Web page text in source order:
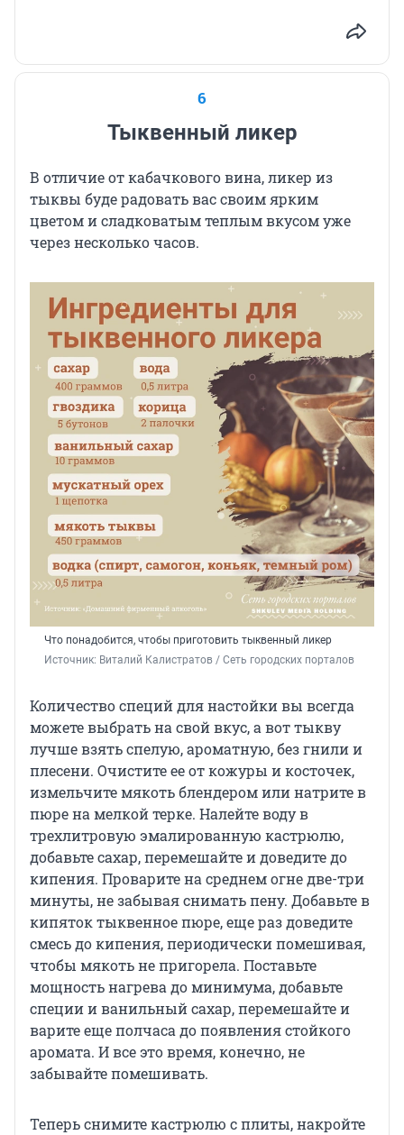
6
Тыквенный ликер
В отличие от кабачкового вина, ликер из
тыквы буде радовать вас своим ярким
цветом и сладковатым теплым вкусом уже
через несколько часов.
Что понадобится, чтобы приготовить тыквенный ликер
Источник: Виталий Калистратов / Сеть городских порталов
Количество специй для настойки вы всегда
можете выбрать на свой вкус, а вот тыкву
лучше взять спелую, ароматную, без гнили и
плесени. Очистите ее от кожуры и косточек,
измельчите мякоть блендером или натрите в
пюре на мелкой терке. Налейте воду в
трехлитровую эмалированную кастрюлю,
добавьте сахар, перемешайте и доведите до
кипения. Проварите на среднем огне две-три
минуты, не забывая снимать пену. Добавьте в
кипяток тыквенное пюре, еще раз доведите
смесь до кипения, периодически помешивая,
чтобы мякоть не пригорела. Поставьте
мощность нагрева до минимума, добавьте
специи и ванильный сахар, перемешайте и
варите еще полчаса до появления стойкого
аромата. И все это время, конечно, не
забывайте помешивать.
Теперь снимите кастрюлю с плиты, накройте